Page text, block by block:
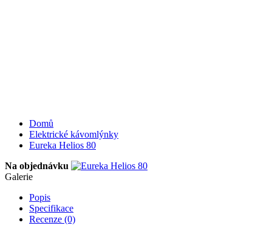
Domů
Elektrické kávomlýnky
Eureka Helios 80
Na objednávku
Galerie
Popis
Specifikace
Recenze (0)